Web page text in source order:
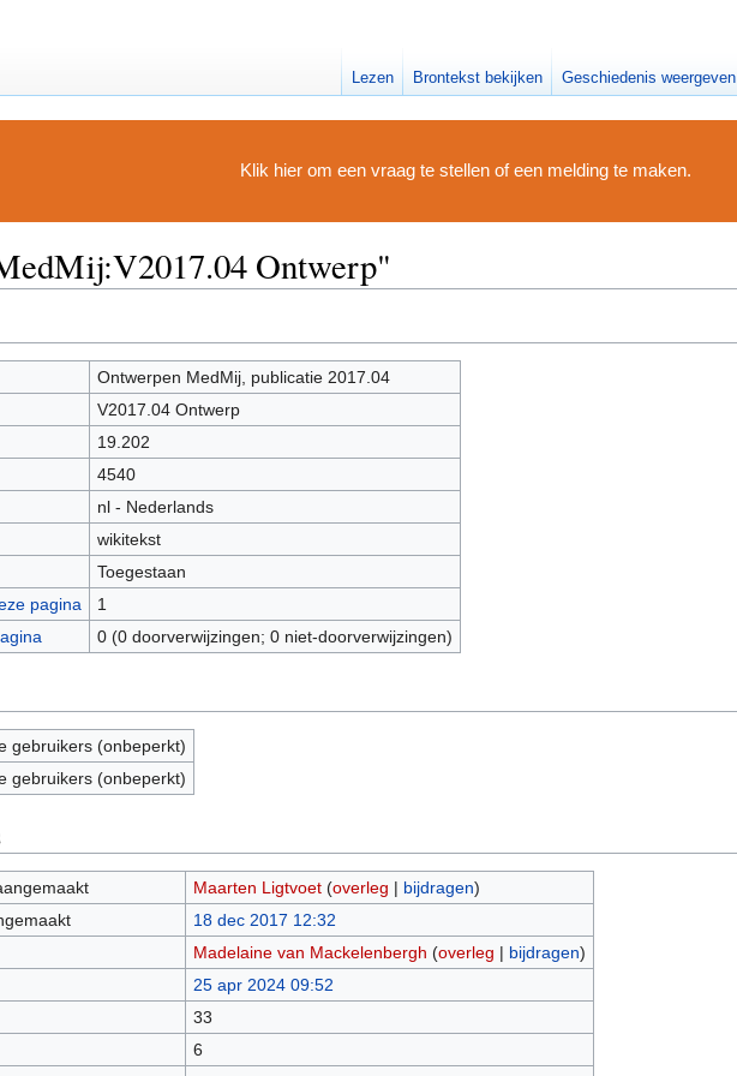
Klik hier om een vraag te stellen of een melding te maken.
Ontwerp"
Ontwerpen MedMij, publicatie 2017.04
V2017.04 Ontwerp
19.202
4540
nl - Nederlands
wikitekst
Toegestaan
pagina
1
0 (0 doorverwijzingen; 0 niet-doorverwijzingen)
gebruikers (onbeperkt)
gebruikers (onbeperkt)
Maarten Ligtvoet (overleg | bijdragen)
18 dec 2017 12:32
Madelaine van Mackelenbergh (overleg | bijdragen)
25 apr 2024 09:52
33
6
Lezen Brontekst bekijken Geschiedenis weergeven